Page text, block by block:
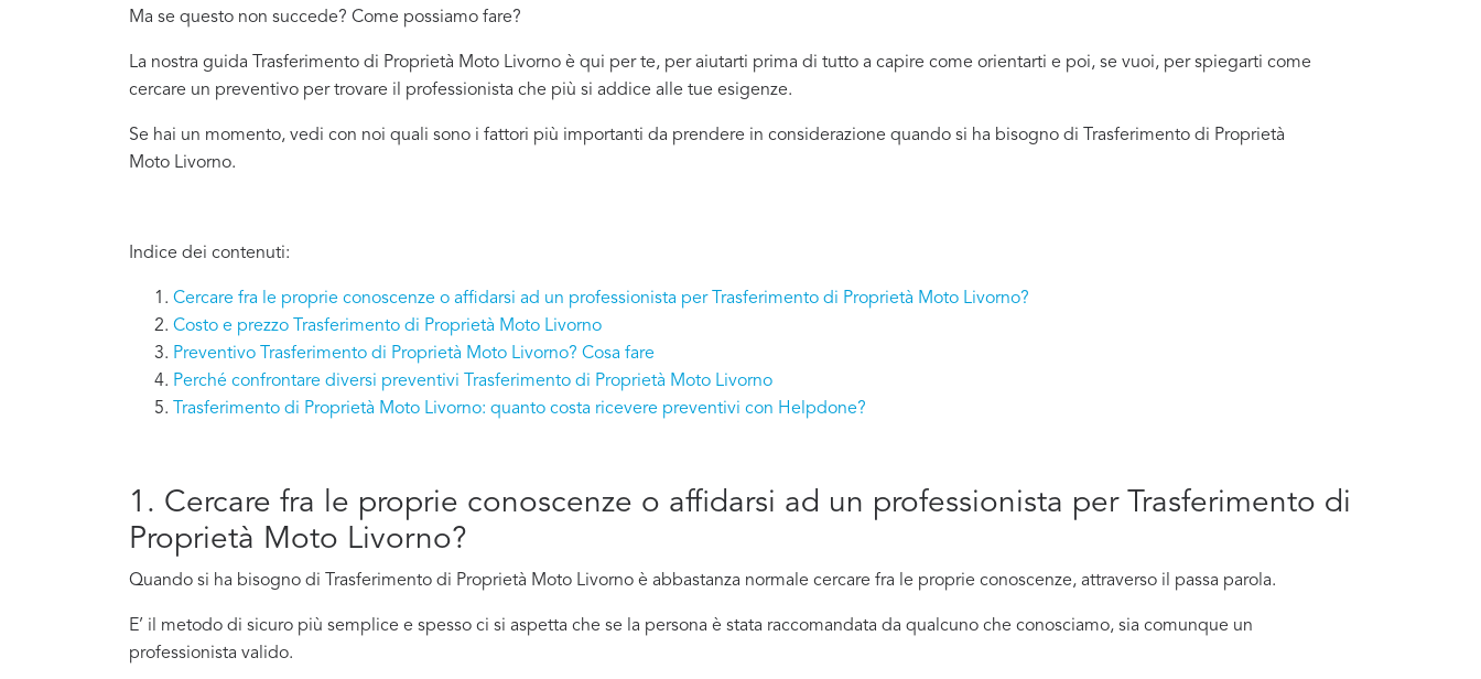
Ma se questo non succede? Come possiamo fare?
La nostra guida Trasferimento di Proprietà Moto Livorno è qui per te, per aiutarti prima di tutto a capire come orientarti e poi, se vuoi, per spiegarti come
cercare un preventivo per trovare il professionista che più si addice alle tue esigenze.
Se hai un momento, vedi con noi quali sono i fattori più importanti da prendere in considerazione quando si ha bisogno di Trasferimento di Proprietà
Moto Livorno.
Indice dei contenuti:
Cercare fra le proprie conoscenze o affidarsi ad un professionista per Trasferimento di Proprietà Moto Livorno?
Costo e prezzo Trasferimento di Proprietà Moto Livorno
Preventivo Trasferimento di Proprietà Moto Livorno? Cosa fare
Perché confrontare diversi preventivi Trasferimento di Proprietà Moto Livorno
Trasferimento di Proprietà Moto Livorno: quanto costa ricevere preventivi con Helpdone?
1. Cercare fra le proprie conoscenze o affidarsi ad un professionista per Trasferimento di
Proprietà Moto Livorno?
Quando si ha bisogno di Trasferimento di Proprietà Moto Livorno è abbastanza normale cercare fra le proprie conoscenze, attraverso il passa parola.
E’ il metodo di sicuro più semplice e spesso ci si aspetta che se la persona è stata raccomandata da qualcuno che conosciamo, sia comunque un
professionista valido.